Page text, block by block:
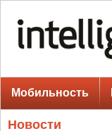
Мобильность
Новости